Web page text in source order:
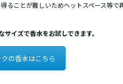
ることが難しいためヘットスペース等で
イズで香水をお試しできます。
の香水はこちら